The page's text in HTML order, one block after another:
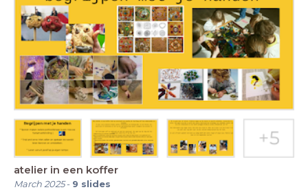
atelier in een koffer
March 2025- 9 slides